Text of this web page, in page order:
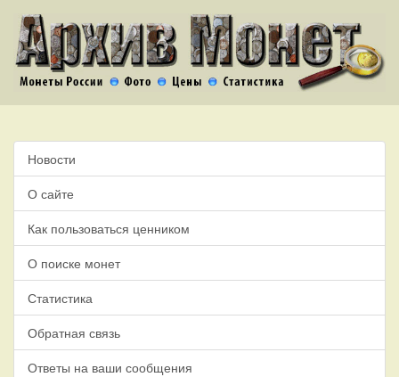
Новости
О сайте
Как пользоваться ценником
О поиске монет
Статистика
Обратная связь
Ответы на ваши сообщения